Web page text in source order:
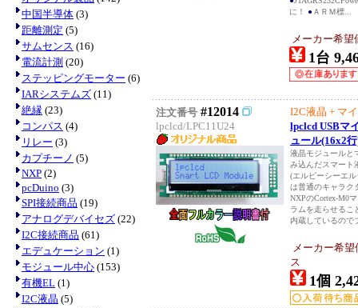
中国半導体 (3)
距離測定 (5)
サムセンス (16)
電流計測 (20)
ステッピングモーター (6)
IARシステムズ (11)
絶縁 (23)
コンパス (4)
リレー (3)
カプチーノ (5)
NXP (2)
pcDuino (3)
SPI接続商品 (19)
アナログデバイセズ (22)
I2C接続商品 (61)
エデュケーション (1)
モジュール中心 (153)
有機EL (1)
I2C液晶 (5)
に！ ● ＡＲＭ標...
メーカー希望
1台
注文番号 #12014
lpclcd/LPC11U24
I2C液晶 + マ
lpclcd USBマ
ュール(16x2
液晶モジュールと
み込んだスマート
(エルピーシーエ
は普通のキャラク
NXPのCortex-M0
ラムを走らせるこ
内蔵しているので
メーカー希
ス
1個